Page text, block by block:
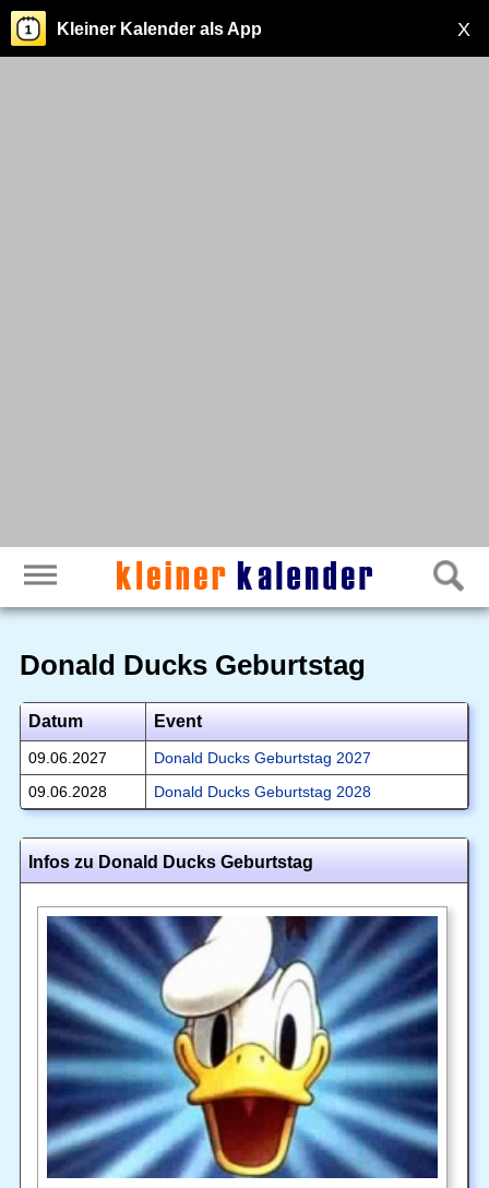
X
Kleiner Kalender als App
Donald Ducks Geburtstag
Datum Event
09.06.2027
Donald Ducks Geburtstag 2027
09.06.2028
Donald Ducks Geburtstag 2028
Infos zu Donald Ducks Geburtstag